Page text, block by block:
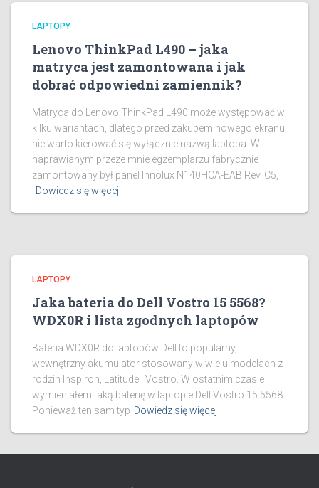
LAPTOPY
Lenovo ThinkPad L490 – jaka
matryca jest zamontowana i jak
dobrać odpowiedni zamiennik?
Matryca do Lenovo ThinkPad L490 może występować w
kilku wariantach, dlatego przed zakupem nowego ekranu
nie warto kierować się wyłącznie nazwą laptopa. W
naprawianym przeze mnie egzemplarzu fabrycznie
zamontowany był panel Innolux N140HCA-EAB Rev. C5,
Dowiedz się więcej
LAPTOPY
Jaka bateria do Dell Vostro 15 5568?
WDX0R i lista zgodnych laptopów
Bateria WDX0R do laptopów Dell to popularny,
wewnętrzny akumulator stosowany w wielu modelach z
rodzin Inspiron, Latitude i Vostro. W ostatnim czasie
wymieniałem taką baterię w laptopie Dell Vostro 15 5568.
Ponieważ ten sam typ Dowiedz się więcej